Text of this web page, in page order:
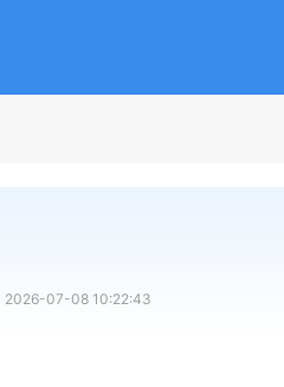
2026-07-08 10:22:43